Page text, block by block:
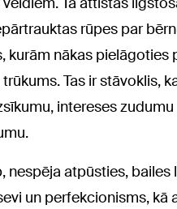
rūpes par
kurām nākas pielāgoties
Tas ir stāvoklis,
intereses zudumu
nespēja atpūsties, bailes
un perfekcionisms, kā